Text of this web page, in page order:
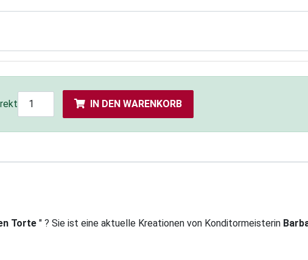
IN DEN WARENKORB
Torte " ? Sie ist eine aktuelle Kreationen von Konditormeisterin